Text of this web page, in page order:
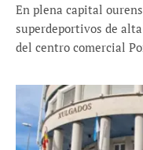
En plena capital
superdeportivos de
del centro comercial